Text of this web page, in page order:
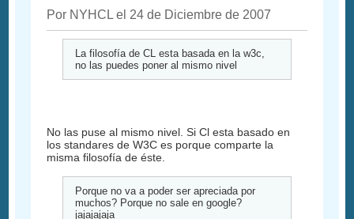
Por NYHCL el 24 de Diciembre de 2007
La filosofía de CL esta basada en la w3c,
no las puedes poner al mismo nivel
No las puse al mismo nivel. Si Cl esta basado en
los standares de W3C es porque comparte la
misma filosofía de éste.
Porque no va a poder ser apreciada por
muchos? Porque no sale en google?
jajajajaja